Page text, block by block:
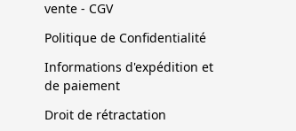
vente - CGV
Politique de Confidentialité
Informations d'expédition et
de paiement
Droit de rétractation